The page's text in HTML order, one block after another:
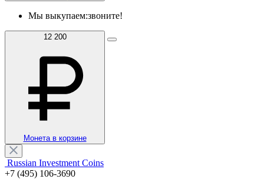
Мы выкупаем:звоните!
12 200
Монета в корзине
Russian Investment Coins
+7 (495) 106-3690